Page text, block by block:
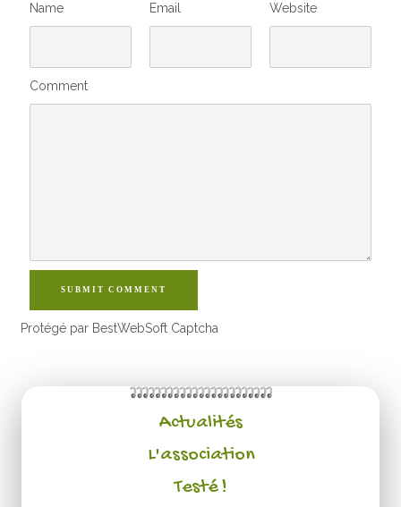
Name Email Website
Comment
SUBMIT COMMENT
Protégé par BestWebSoft Captcha
Actualités
L'association
Testé !